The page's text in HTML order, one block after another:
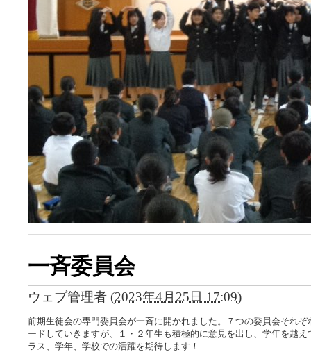
一斉委員会
ウェブ管理者 (2023年4月25日 17:09)
前期生徒会の専門委員会が一斉に開かれました。７つの委員会それ
ードしていきますが、１・２年生も積極的に意見を出し、学年を越
ラス、学年、学校での活躍を期待します！